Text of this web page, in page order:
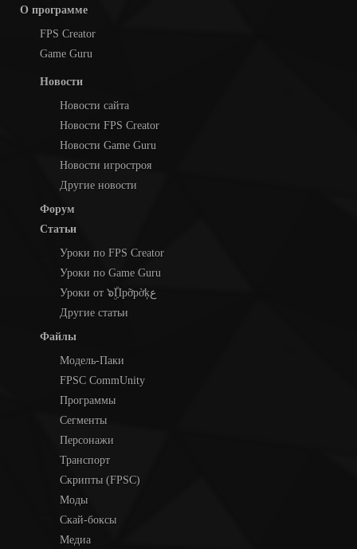
О программе
FPS Creator
Game Guru
Новости
Новости сайта
Новости FPS Creator
Новости Game Guru
Новости игростроя
Другие новости
Форум
Статьи
Уроки по FPS Creator
Уроки по Game Guru
Уроки от ๖ۣۜПpỡpờķع
Другие статьи
Файлы
Модель-Паки
FPSC CommUnity
Программы
Сегменты
Персонажи
Транспорт
Скрипты (FPSC)
Моды
Скай-боксы
Медиа